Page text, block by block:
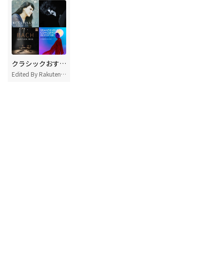
クラシックおすすめ曲
Edited By Rakuten Music